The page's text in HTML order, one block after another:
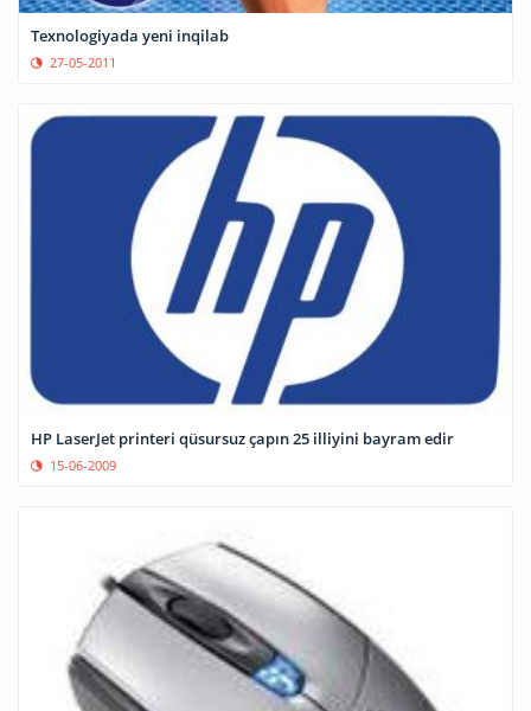
Texnologiyada yeni inqilab
27-05-2011
HP LaserJet printeri qüsursuz çapın 25 illiyini bayram edir
15-06-2009